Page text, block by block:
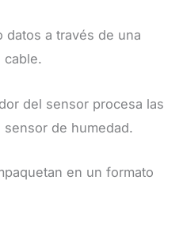
datos a través de una
cable.
del sensor procesa las
de humedad.
en un formato